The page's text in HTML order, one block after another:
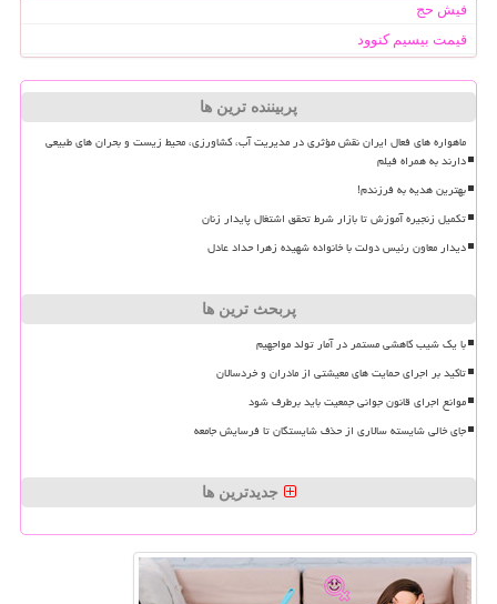
فیش حج
قیمت بیسیم کنوود
پربیننده ترین ها
ماهواره های فعال ایران نقش مؤثری در مدیریت آب، کشاورزی، محیط زیست و بحران های طبیعی
دارند به همراه فیلم
بهترین هدیه به فرزندم!
تکمیل زنجیره آموزش تا بازار شرط تحقق اشتغال پایدار زنان
دیدار معاون رئیس دولت با خانواده شهیده زهرا حداد عادل
پربحث ترین ها
با یک شیب کاهشی مستمر در آمار تولد مواجهیم
تاکید بر اجرای حمایت های معیشتی از مادران و خردسالان
موانع اجرای قانون جوانی جمعیت باید برطرف شود
جای خالی شایسته سالاری از حذف شایستگان تا فرسایش جامعه
جدیدترین ها